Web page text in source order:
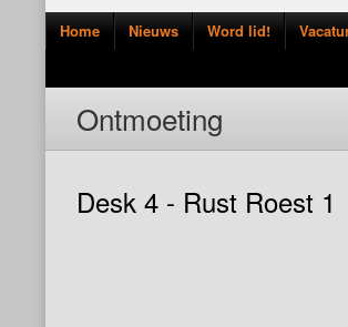
Home Nieuws Word lid!
Ontmoeting
Desk 4 - Rust Roest 1